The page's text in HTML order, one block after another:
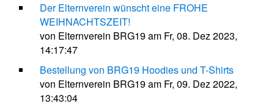
Der Elternverein wünscht eine FROHE
WEIHNACHTSZEIT!
von Elternverein BRG19 am Fr, 08. Dez 2023,
14:17:47
Bestellung von BRG19 Hoodies und T-Shirts
von Elternverein BRG19 am Fr, 09. Dez 2022,
13:43:04